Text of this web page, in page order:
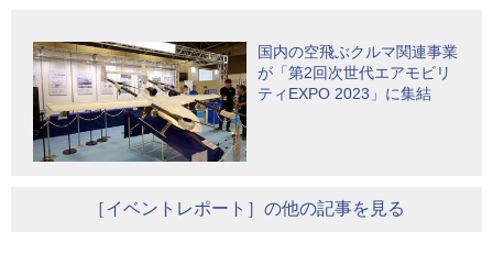
国内の空飛ぶクルマ関連事業
が「第2回次世代エアモビリ
ティEXPO 2023」に集結
［イベントレポート］の他の記事を見る